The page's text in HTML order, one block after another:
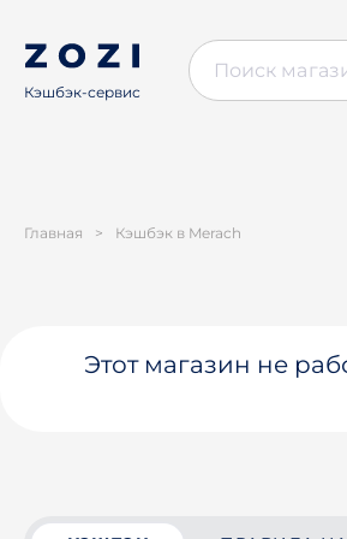
Кэшбэк-сервис
Главная > Кэшбэк в Merach
Этот магазин не